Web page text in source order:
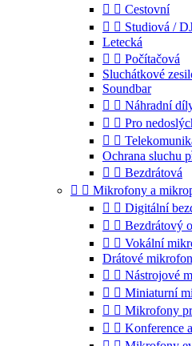
  Cestovní
  Studiová /
Letecká
  Počítačová
Sluchátkové
Soundbar
  Náhradní
  Pro
 
Ochrana sluchu
  Bezdrátová
  Mikrofony a
  Digitální
  Bezdrátový
  Vokální
Drátové
  Nástrojové
  Miniaturní
  Mikrofony
  Konference